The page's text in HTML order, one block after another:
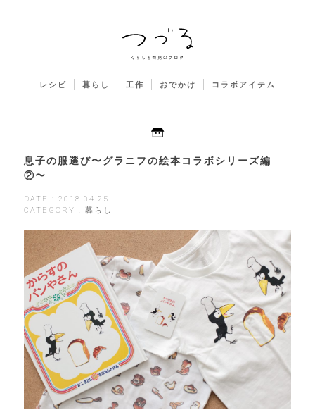
レシピ 暮らし 工作 おでかけ コラボアイテム
息子の服選び〜グラニフの絵本コラボシリーズ編
②〜
DATE : 2018.04.25
CATEGORY : 暮らし